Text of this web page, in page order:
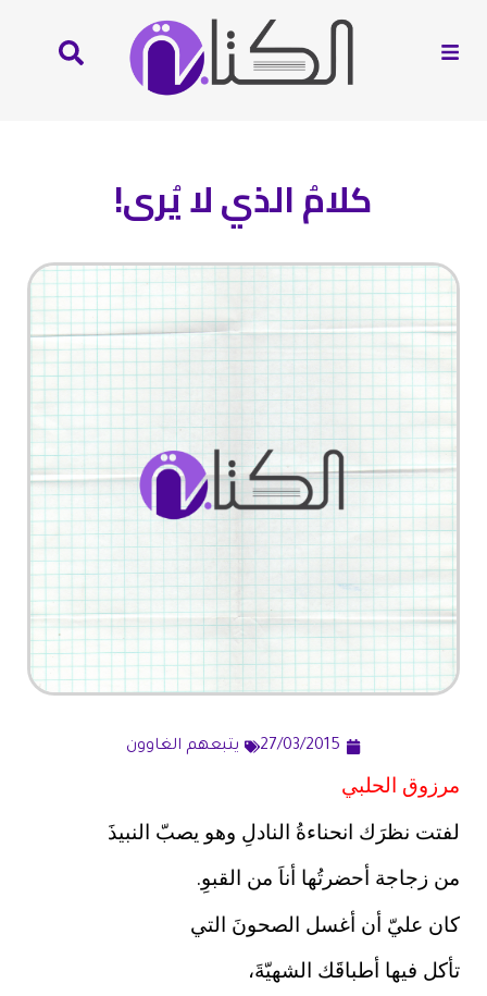
كلامُ الذي لا يُرى!
27/03/2015 يتبعهم الغاوون
مرزوق الحلبي
لفتت نظرَك انحناءةُ النادلِ وهو يصبّ النبيذَ
من زجاجة أحضرتُها أناَ من القبوِ.
كان عليّ أن أغسل الصحونَ التي
تأكل فيها أطباقَك الشهيّةَ،